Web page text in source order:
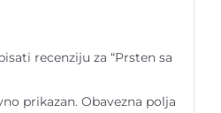
recenziju za “Prsten sa
prikazan. Obavezna polja